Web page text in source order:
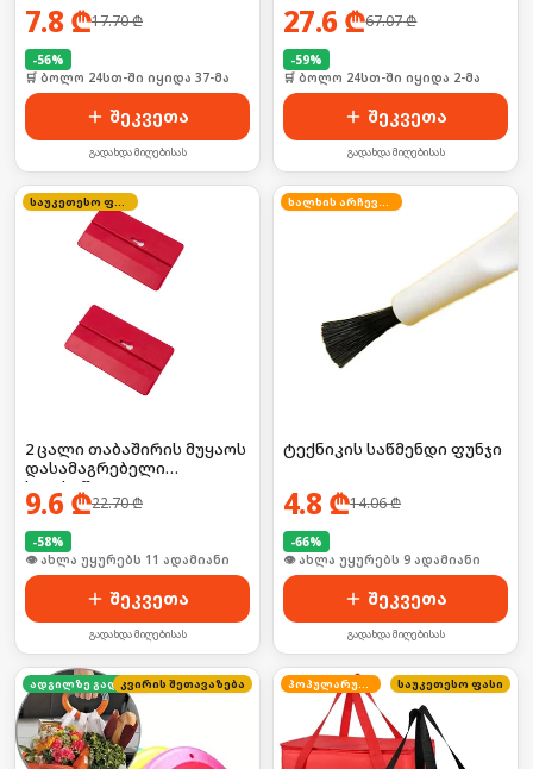
7.8 ₾17.70₾
-56%
🛒 ბოლო 24სთ-ში იყიდა 37-მა
შეკვეთა
გადახდა მიღებისას
27.6 ₾67.07₾
-59%
🛒 ბოლო 24სთ-ში იყიდა 2-მა
შეკვეთა
გადახდა მიღებისას
საუკეთესო ფასი
2 ცალი თაბაშირის მუყაოს
დასამაგრებელი
ხელსაწყო
9.6 ₾22.70₾
-58%
🛒 ბოლო 24სთ-ში იყიდა 19-მა
შეკვეთა
გადახდა მიღებისას
ხალხის არჩევანი
ტექნიკის საწმენდი ფუნჯი
4.8 ₾14.06₾
-66%
🛒 ბოლო 24სთ-ში იყიდა 16-მა
შეკვეთა
გადახდა მიღებისას
ადგილზე გადახდა
კვირის შეთავაზება პოპულარული საუკეთესო ფასი